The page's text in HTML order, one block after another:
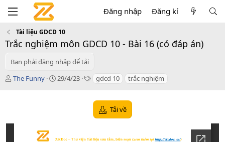
Đăng nhập Đăng kí
Tài liệu GDCD 10
Trắc nghiệm môn GDCD 10 - Bài 16 (có đáp án)
Bạn phải đăng nhập để tải
T
ả
The Funny
C
29/4/23
T
s
gdcd 10 trắc nghiệm
Tải về